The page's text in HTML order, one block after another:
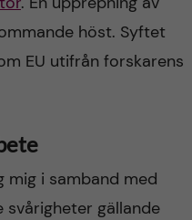
höst. Syftet
EU utifrån forskarens
mig i samband med
svårigheter gällande